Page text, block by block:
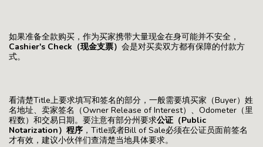
如果准备全款购买，作为买家携带大量现金在身可能并不安全，
Cashier's Check（现金支票） 会是对买卖双方都有保障的付款方
式。
看清楚Title上要求填写和签名的部分，一般需要填买家（Buyer）姓
名地址、卖家签名（Owner Release of Interest）、Odometer（里
程数）和交易日期。要注意有部分州要求公证（Public
Notarization）程序 ，Title或者Bill of Sale必须在公证员面前签名
才有效，建议小伙伴们查清楚当地具体要求。